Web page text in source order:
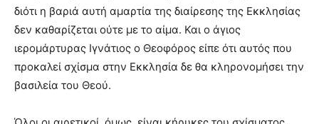
διότι η βαριά αυτή αμαρτία της διαίρεσης της Εκκλησίας
δεν καθαρίζεται ούτε με το αίμα. Και ο άγιος
ιερομάρτυρας Ιγνάτιος ο Θεοφόρος είπε ότι αυτός που
προκαλεί σχίσμα στην Εκκλησία δε θα κληρονομήσει την
βασιλεία του Θεού.